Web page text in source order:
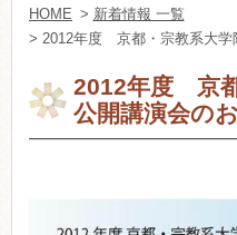
HOME > 新着情報 一覧
> 2012年度 京都・宗教系大学
2012年度 京
公開講演会の